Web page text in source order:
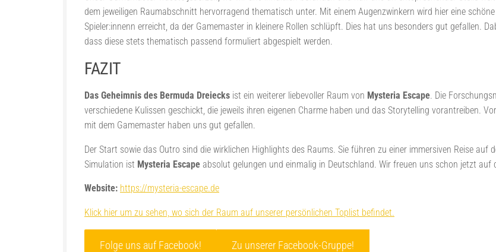
dem jeweiligen Raumabschnitt hervorragend thematisch unter. Mit einem Augenzwinkern wird hier eine
Spieler:innenn erreicht, da der Gamemaster in kleinere Rollen schlüpft. Dies hat uns besonders gut gefallen.
dass diese stets thematisch passend formuliert abgespielt werden.
FAZIT
Das Geheimnis des Bermuda Dreiecks ist ein weiterer liebevoller Raum von Mysteria Escape. Die
verschiedene Kulissen geschickt, die jeweils ihren eigenen Charme haben und das Storytelling vorantreiben.
mit dem Gamemaster haben uns gut gefallen.
Der Start sowie das Outro sind die wirklichen Highlights des Raums. Sie führen zu einer immersiven Reise auf
Simulation ist Mysteria Escape absolut gelungen und einmalig in Deutschland. Wir freuen uns schon jetzt auf
Website: https://mysteria-escape.de
Klick hier um zu sehen, wo sich der Raum auf unserer persönlichen Toplist befindet.
Folge uns auf Facebook! Zu unserer Facebook-Gruppe!